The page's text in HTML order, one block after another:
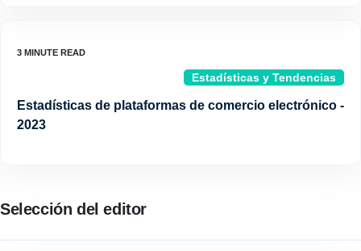
Estadísticas y Tendencias
Estadísticas de plataformas de comercio electrónico -
2023
Selección del editor